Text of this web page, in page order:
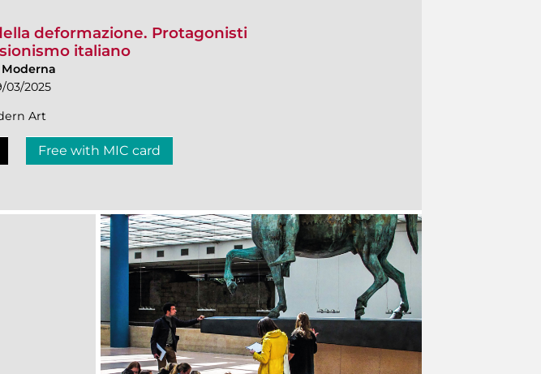
deformazione. Protagonisti
italiano
03/2025
Art
Free with MIC card